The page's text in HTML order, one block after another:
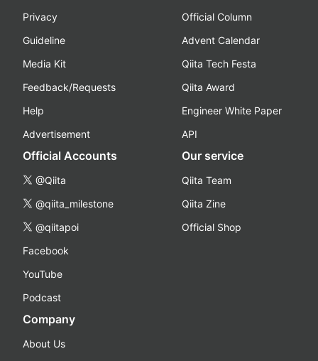
Privacy
Guideline
Media Kit
Feedback/Requests
Help
Advertisement
Official Column
Advent Calendar
Qiita Tech Festa
Qiita Award
Engineer White Paper
API
Official Accounts
@Qiita
@qiita_milestone
@qiitapoi
Facebook
YouTube
Podcast
Our service
Qiita Team
Qiita Zine
Official Shop
Company
About Us